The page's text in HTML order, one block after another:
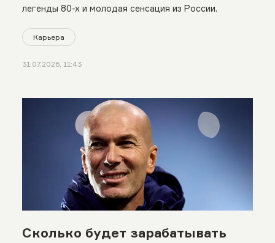
легенды 80-х и молодая сенсация из России.
Карьера
31.07.2026, 11:43
Сколько будет зарабатывать